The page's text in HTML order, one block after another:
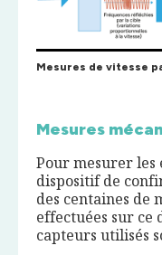
Mesures de vitesse
Mesures
Pour mesurer les
dispositif de
des centaines de
effectuées sur ce
capteurs utilisés